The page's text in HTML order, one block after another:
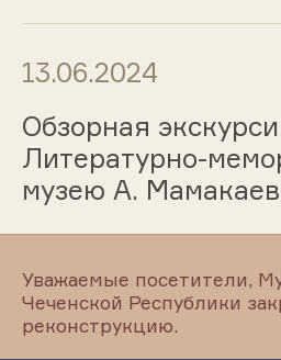
13.06.2024
Обзорная
Литературно-
музею А.
13.06.2024
Обзорная
Уважаемые посетители,
Чеченской Республики
реконструкцию.